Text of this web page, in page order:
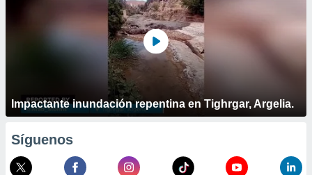
Impactante inundación repentina en Tighrgar, Argelia.
Síguenos